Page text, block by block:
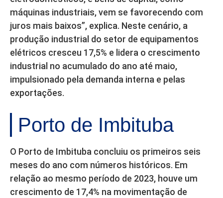
máquinas industriais, vem se favorecendo com
juros mais baixos”, explica. Neste cenário, a
produção industrial do setor de equipamentos
elétricos cresceu 17,5% e lidera o crescimento
industrial no acumulado do ano até maio,
impulsionado pela demanda interna e pelas
exportações.
Porto de Imbituba
O Porto de Imbituba concluiu os primeiros seis
meses do ano com números históricos. Em
relação ao mesmo período de 2023, houve um
crescimento de 17,4% na movimentação de